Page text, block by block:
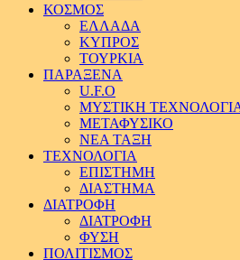
ΚΟΣΜΟΣ
ΕΛΛΑΔΑ
ΚΥΠΡΟΣ
ΤΟΥΡΚΙΑ
ΠΑΡΑΞΕΝΑ
U.F.O
ΜΥΣΤΙΚΗ
ΜΕΤΑΦΥΣΙΚΟ
ΝΕΑ ΤΑΞΗ
ΤΕΧΝΟΛΟΓΙΑ
ΕΠΙΣΤΗΜΗ
ΔΙΑΣΤΗΜΑ
ΔΙΑΤΡΟΦΗ
ΔΙΑΤΡΟΦΗ
ΦΥΣΗ
ΠΟΛΙΤΙΣΜΟΣ